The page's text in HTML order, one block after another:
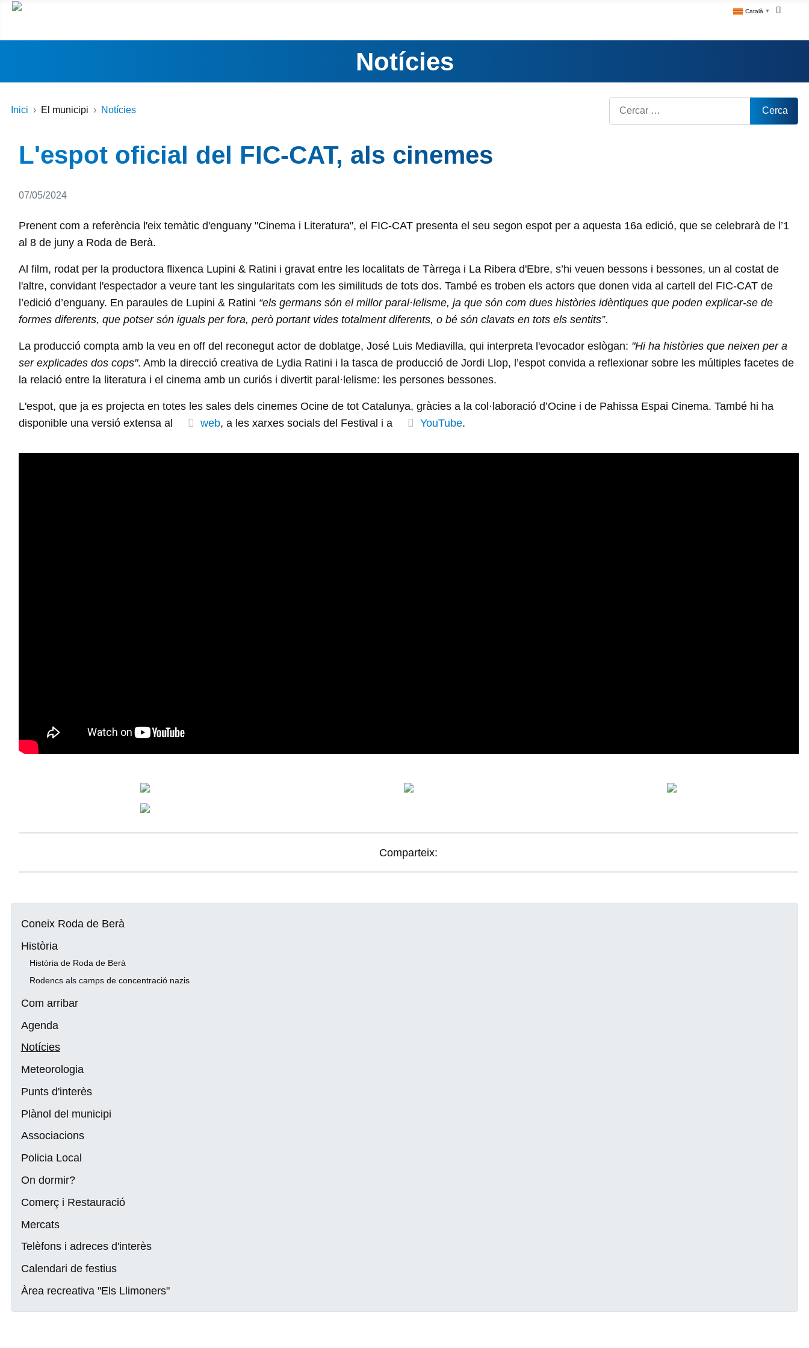
Català ▼
Notícies
Inici El municipi Notícies Cerca Cerca
Coneix Roda de Berà
Història
Història de Roda de Berà
Rodencs als camps de concentració nazis
Com arribar
Agenda
Notícies
Meteorologia
Punts d'interès
Plànol del municipi
Associacions
Policia Local
On dormir?
Comerç i Restauració
Mercats
Telèfons i adreces d'interès
Calendari de festius
Àrea recreativa "Els Llimoners"
L'espot oficial del FIC-CAT, als cinemes
Detalls
07/05/2024
Prenent com a referència l'eix temàtic d'enguany "Cinema i Literatura", el FIC-CAT presenta el seu segon espot per a aquesta 16a edició, que se celebrarà de l’1
al 8 de juny a Roda de Berà.
Al film, rodat per la productora flixenca Lupini & Ratini i gravat entre les localitats de Tàrrega i La Ribera d'Ebre, s’hi veuen bessons i bessones, un al costat de
l'altre, convidant l'espectador a veure tant les singularitats com les similituds de tots dos. També es troben els actors que donen vida al cartell del FIC-CAT de
l’edició d’enguany. En paraules de Lupini & Ratini “els germans són el millor paral·lelisme, ja que són com dues històries idèntiques que poden explicar-se de
formes diferents, que potser són iguals per fora, però portant vides totalment diferents, o bé són clavats en tots els sentits”.
La producció compta amb la veu en off del reconegut actor de doblatge, José Luis Mediavilla, qui interpreta l'evocador eslògan: "Hi ha històries que neixen per a
ser explicades dos cops". Amb la direcció creativa de Lydia Ratini i la tasca de producció de Jordi Llop, l’espot convida a reflexionar sobre les múltiples facetes de
la relació entre la literatura i el cinema amb un curiós i divertit paral·lelisme: les persones bessones.
L'espot, que ja es projecta en totes les sales dels cinemes Ocine de tot Catalunya, gràcies a la col·laboració d’Ocine i de Pahissa Espai Cinema. També hi ha
disponible una versió extensa al
web, a les xarxes socials del Festival i a YouTube.
Comparteix: